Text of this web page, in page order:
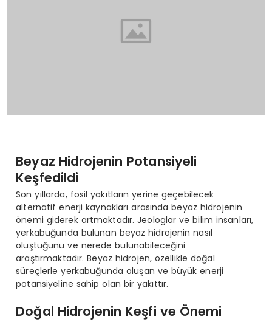
Beyaz Hidrojenin Potansiyeli
Keşfedildi
Son yıllarda, fosil yakıtların yerine geçebilecek
alternatif enerji kaynakları arasında beyaz hidrojenin
önemi giderek artmaktadır. Jeologlar ve bilim insanları,
yerkabuğunda bulunan beyaz hidrojenin nasıl
oluştuğunu ve nerede bulunabileceğini
araştırmaktadır. Beyaz hidrojen, özellikle doğal
süreçlerle yerkabuğunda oluşan ve büyük enerji
potansiyeline sahip olan bir yakıttır.
Doğal Hidrojenin Keşfi ve Önemi